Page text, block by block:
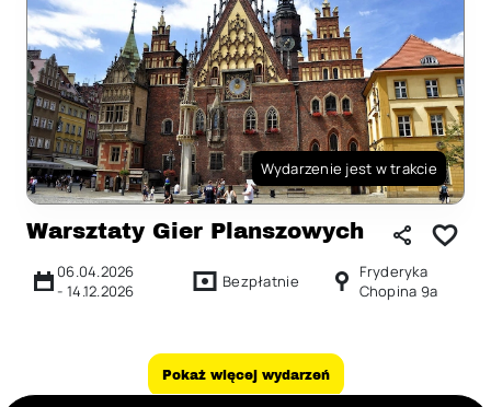
Wydarzenie jest w trakcie
Warsztaty Gier Planszowych
06.04.2026
- 14.12.2026 Bezpłatnie
Fryderyka
Chopina 9a
Pokaż więcej wydarzeń